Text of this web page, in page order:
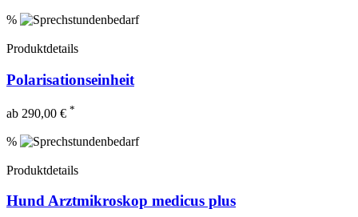
%
Produktdetails
Polarisationseinheit
ab 290,00 € *
%
Produktdetails
Hund Arztmikroskop medicus plus